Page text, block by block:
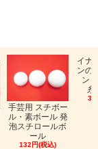
手芸用 スチボー
ル・素ボール 発
泡スチロールボ
ール
132円(税込)
イナ
ンの
ン
糸